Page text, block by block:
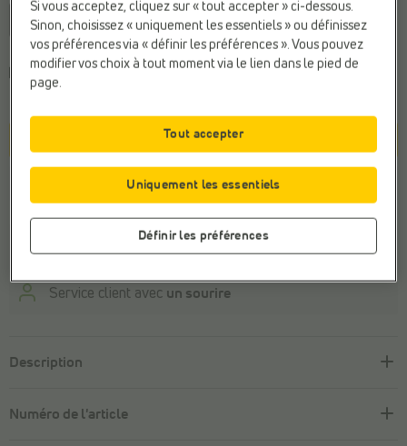
40 40,5 41 44,5 46,5
le délai de
Panier
Stock du magasin
Payer en ligne en toute sécurité
Service client avec un sourire
Description
Numéro de l'article
Si vous acceptez, cliquez sur « tout accepter » ci-dessous.
Sinon, choisissez « uniquement les essentiels » ou définissez
vos préférences via « définir les préférences ». Vous pouvez
modifier vos choix à tout moment via le lien dans le pied de
page.
Définir les préférences
Uniquement les essentiels
Tout accepter